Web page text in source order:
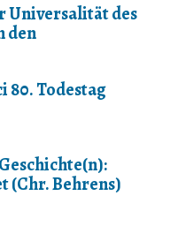
Universalität des
den
80. Todestag
(Chr. Behrens)